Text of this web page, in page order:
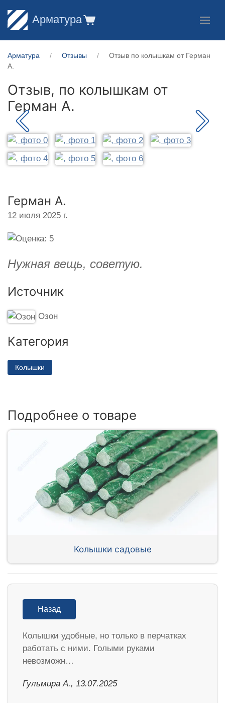
Арматура
Арматура Отзывы
Отзыв по колышкам от Герман
А.
Отзыв, по колышкам от
Герман А.
Герман А.
12 июля 2025 г.
Нужная вещь, советую.
Источник
Озон
Категория
Колышки
Подробнее о товаре
Колышки садовые
Назад
Колышки удобные, но только в перчатках
работать с ними. Голыми руками
невозможн…
Гульмира А., 13.07.2025